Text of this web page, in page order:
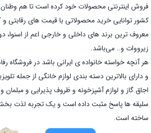
فروش اینترنتی محصولات خود کرده است تا هم وطنان
کشور توانایی خرید محصولاتی با قیمت های رقابتی و
معروف ترین برند های داخلی و خارجی اعم از اسنوا،
زیرووات و.. می‌باشد.
هر آنچه خواسته خانواده ی ایرانی باشد در فروشگاه
و دارای بالاترین دسته بندی لوازم خانگی از جمله
اجاق گاز و لوازم آشپزخونه و ظروف پذیرایی و
سلیقه ها پاسخ مثبت داده است و یک تجربه لذت
ساخته است.